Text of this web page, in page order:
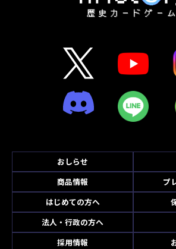
おしらせ
商品情報
プ
はじめての方へ
法人・行政の方へ
採用情報